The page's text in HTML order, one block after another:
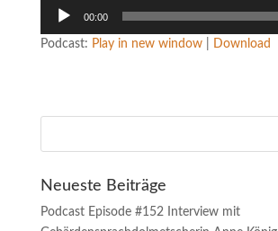
Audio-
00:00
Podcast: Play in new window| Download
Neueste Beiträge
Podcast Episode #152 Interview mit